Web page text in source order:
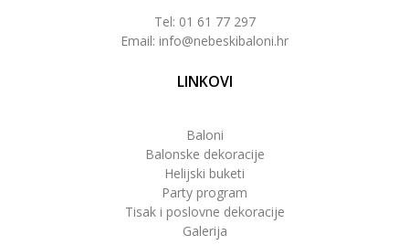
Tel: 01 61 77 297
Email: info@nebeskibaloni.hr
LINKOVI
Baloni
Balonske dekoracije
Helijski buketi
Party program
Tisak i poslovne dekoracije
Galerija